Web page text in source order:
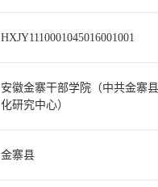
HXJY1110001045016001001
安徽金寨干部学院（中共金寨
化研究中心）
金寨县